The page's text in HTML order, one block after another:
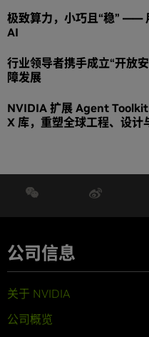
极致算力，小巧且“稳” ——
AI
行业领导者携手成立“开放
障发展
NVIDIA 扩展 Agent
X 库，重塑全球工程、设计
公司信息
关于 NVIDIA
公司概览